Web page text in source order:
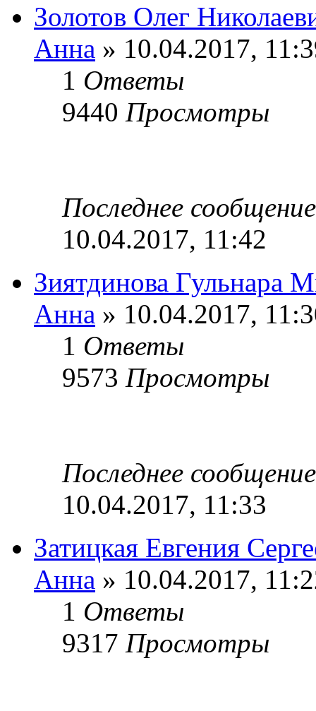
Золотов Олег
Анна » 10.04.2017,
1 Ответы
9440 Просмотры
Последнее
10.04.2017, 11:42
Зиятдинова Гульнара
Анна » 10.04.2017,
1 Ответы
9573 Просмотры
Последнее
10.04.2017, 11:33
Затицкая Евгения
Анна » 10.04.2017,
1 Ответы
9317 Просмотры